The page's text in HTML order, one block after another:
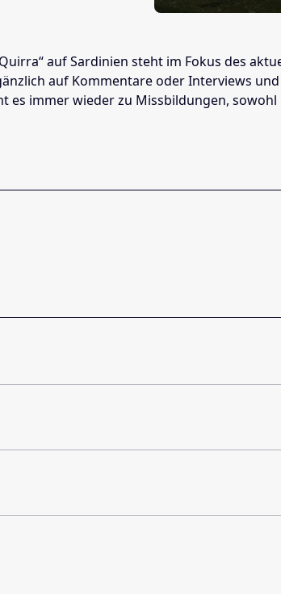
auf Sardinien steht im Fokus des
auf Kommentare oder Interviews
immer wieder zu Missbildungen,